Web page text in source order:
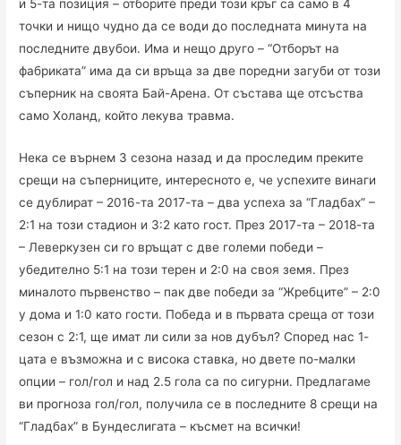
и 5-та позиция – отборите преди този кръг са само в 4
точки и нищо чудно да се води до последната минута на
последните двубои. Има и нещо друго – “Отборът на
фабриката” има да си връща за две поредни загуби от този
съперник на своята Бай-Арена. От състава ще отсъства
само Холанд, който лекува травма.
Нека се върнем 3 сезона назад и да проследим преките
срещи на съперниците, интересното е, че успехите винаги
се дублират – 2016-та 2017-та – два успеха за “Гладбах” –
2:1 на този стадион и 3:2 като гост. През 2017-та – 2018-та
– Леверкузен си го връщат с две големи победи –
убедително 5:1 на този терен и 2:0 на своя земя. През
миналото първенство – пак две победи за “Жребците” – 2:0
у дома и 1:0 като гости. Победа и в първата среща от този
сезон с 2:1, ще имат ли сили за нов дубъл? Според нас 1-
цата е възможна и с висока ставка, но двете по-малки
опции – гол/гол и над 2.5 гола са по сигурни. Предлагаме
ви прогноза гол/гол, получила се в последните 8 срещи на
“Гладбах” в Бундеслигата – късмет на всички!